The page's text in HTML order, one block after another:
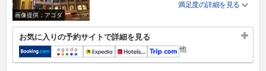
画像提供：アゴダ
満足度の詳細を見る
お気に入りの予約サイトで詳細を見る
他